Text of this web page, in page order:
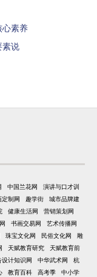
心素养
素说
中国兰花网
演讲与口才训
定制网 趣学街
城市品牌建
健康生活网
营销策划网
书画交易网
艺术传播网
珠宝文化网 民俗文化网
雕
天赋教育研究
天赋教育前
设计知识网 中华武术网
杭
教育百科 高考季 中小学